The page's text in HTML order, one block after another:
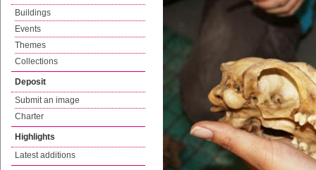
Buildings
Events
Themes
Collections
Deposit
Submit an image
Charter
Highlights
Latest additions